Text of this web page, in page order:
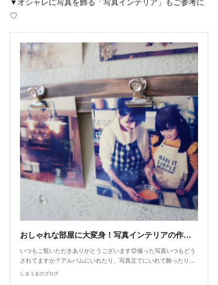
♡
おしゃれな部屋に大変身！写真インテリアの作り方
いつもご覧いただきありがとうございます😊撮った写真いつもどう
されてますか？アルバムにいれたり、写真立てにいれて飾ったり…
しまうまのブログ